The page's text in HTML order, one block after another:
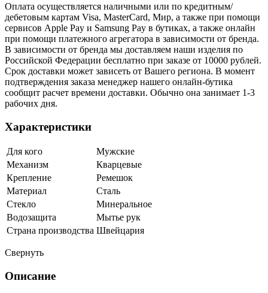
Оплата осуществляется наличными или по кредитным/
дебетовым картам Visa, MasterCard, Мир, а также при помощи
сервисов Apple Pay и Samsung Pay в бутиках, а также онлайн
при помощи платежного агрегатора в зависимости от бренда.
В зависимости от бренда мы доставляем наши изделия по
Российской Федерации бесплатно при заказе от 10000 рублей.
Срок доставки может зависеть от Вашего региона. В момент
подтверждения заказа менеджер нашего онлайн-бутика
сообщит расчет времени доставки. Обычно она занимает 1-3
рабочих дня.
Характеристики
Для кого
Мужские
Механизм
Кварцевые
Крепление
Ремешок
Материал
Сталь
Стекло
Минеральное
Водозащита
Мытье рук
Страна производства Швейцария
Свернуть
Описание